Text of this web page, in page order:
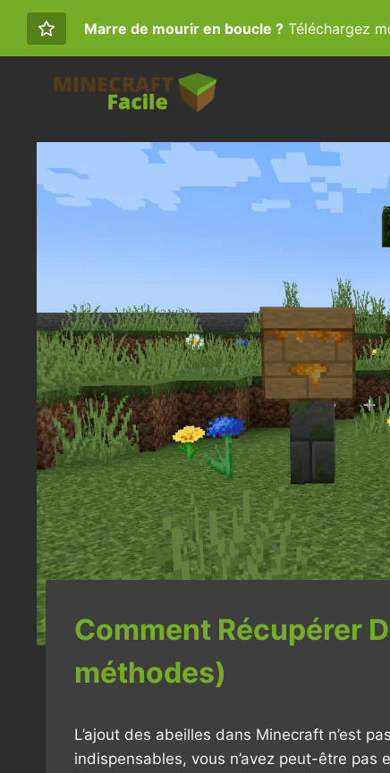
Comment Récupérer
méthodes)
L’ajout des abeilles dans Minecraft n’est
indispensables, vous n’avez peut-être
Marre de mourir en boucle ? Téléchargez